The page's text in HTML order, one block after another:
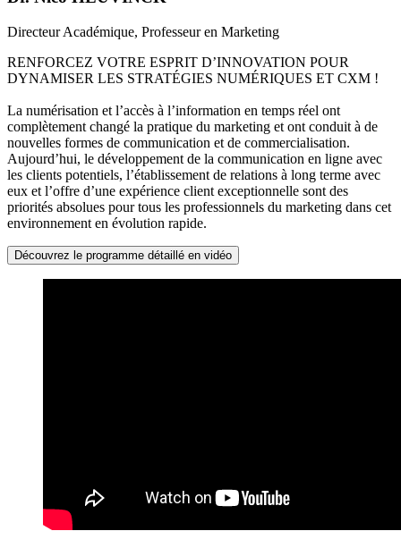
Directeur Académique, Professeur en Marketing
RENFORCEZ VOTRE ESPRIT D’INNOVATION POUR
DYNAMISER LES STRATÉGIES NUMÉRIQUES ET CXM !
La numérisation et l’accès à l’information en temps réel ont
complètement changé la pratique du marketing et ont conduit à de
nouvelles formes de communication et de commercialisation.
Aujourd’hui, le développement de la communication en ligne avec
les clients potentiels, l’établissement de relations à long terme avec
eux et l’offre d’une expérience client exceptionnelle sont des
priorités absolues pour tous les professionnels du marketing dans cet
environnement en évolution rapide.
Découvrez le programme détaillé en vidéo